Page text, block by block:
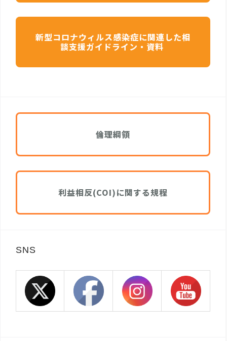
新型コロナウィルス感染症に関連した相
談支援ガイドライン・資料
倫理綱領
利益相反(COI)に関する規程
SNS